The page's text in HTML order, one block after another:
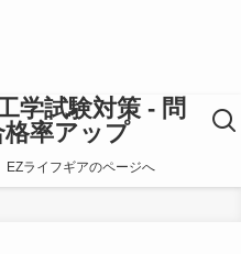
学試験対策 - 問
率アップ
EZライフギアのページへ